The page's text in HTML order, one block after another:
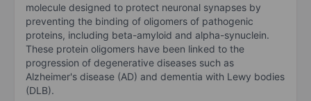
molecule designed to protect neuronal synapses by
preventing the binding of oligomers of pathogenic
proteins, including beta-amyloid and alpha-synuclein.
These protein oligomers have been linked to the
progression of degenerative diseases such as
Alzheimer's disease (AD) and dementia with Lewy bodies
(DLB).